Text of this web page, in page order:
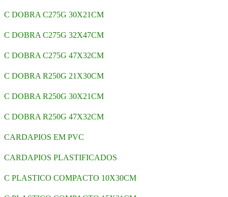
C DOBRA C275G 30X21CM
C DOBRA C275G 32X47CM
C DOBRA C275G 47X32CM
C DOBRA R250G 21X30CM
C DOBRA R250G 30X21CM
C DOBRA R250G 47X32CM
CARDAPIOS EM PVC
CARDAPIOS PLASTIFICADOS
C PLASTICO COMPACTO 10X30CM